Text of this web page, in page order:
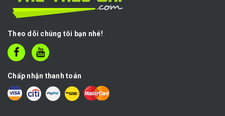
Theo dõi chúng tôi bạn nhé!
Chấp nhận thanh toán